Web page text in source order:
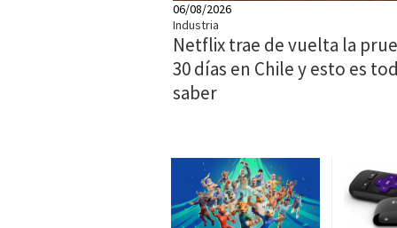
06/08/2026
Industria
Netflix trae de vuelta la
30 días en Chile y esto es
saber